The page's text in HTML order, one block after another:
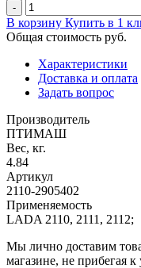
-
В корзину Купить в 1
Общая стоимость руб.
Характеристики
Доставка и оплата
Задать вопрос
Производитель
ПТИМАШ
Вес, кг.
4.84
Артикул
2110-2905402
Применяемость
LADA 2110, 2111, 2112;
Мы лично доставим
магазине, не прибегая